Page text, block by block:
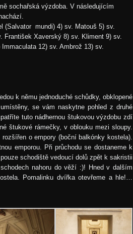
sochařská výzdoba. V následujícím
(Salvator mundi) 4) sv. Matouš 5) sv.
František Xaverský 8) sv. Kliment 9) sv.
12) sv. Ambrož 13) sv.
k němu jednoduché schůdky, obklopené
se vám naskytne pohled z druhé
tuto nádhernou štukovou výzdobu zdí
štukové rámečky, v oblouku mezi sloupy.
o empory (boční balkónky kostela).
emporou. Při průchodu se dostaneme k
schodiště vedoucí dolů zpět k sakristii
nahoru do věží :)! Hned v dalším
Pomalinku dvířka otevřeme a hle!…